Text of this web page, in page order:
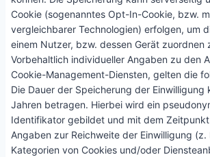
Cookie (sogenanntes Opt-In-Cookie, bzw.
vergleichbarer Technologien) erfolgen, um
einem Nutzer, bzw. dessen Gerät zuordnen
Vorbehaltlich individueller Angaben zu den
Cookie-Management-Diensten, gelten die
Die Dauer der Speicherung der Einwilligung
Jahren betragen. Hierbei wird ein
Identifikator gebildet und mit dem
Angaben zur Reichweite der Einwilligung (z.
Kategorien von Cookies und/oder